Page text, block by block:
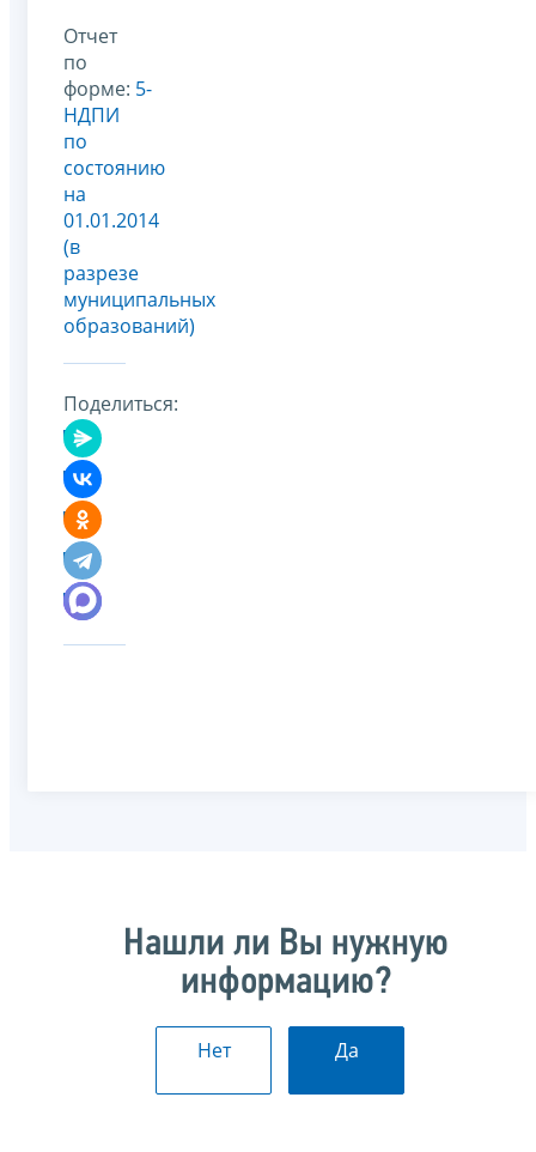
Отчет
по
форме: 5-
НДПИ
по
состоянию
на
01.01.2014
(в
разрезе
муниципальных
образований)
Поделиться:
Нашли ли Вы нужную
информацию?
Нет Да